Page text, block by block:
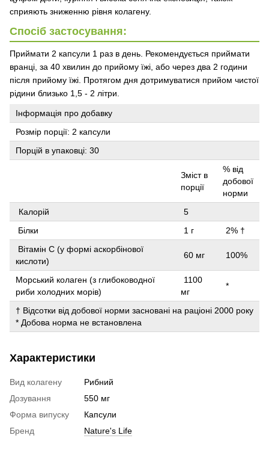
сприяють зниженню рівня колагену.
Спосіб застосування:
Приймати 2 капсули 1 раз в день. Рекомендується приймати
вранці, за 40 хвилин до прийому їжі, або через два 2 години
після прийому їжі. Протягом дня дотримуватися прийом чистої
рідини близько 1,5 - 2 літри.
Інформація про добавку
Розмір порції: 2 капсули
Порцій в упаковці: 30
Зміст в
порції
% від
добової
норми
Калорій
5
Білки
1 г
2% †
Вітамін С (у формі аскорбінової
кислоти)
60 мг 100%
Морський колаген (з глибоководної
риби холодних морів)
1100
мг
*
† Відсотки від добової норми засновані на раціоні 2000 року
* Добова норма не встановлена
Характеристики
Вид колагену
Рибний
Дозування
550 мг
Форма випуску
Капсули
Бренд
Nature's Life